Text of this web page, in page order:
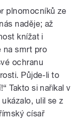
plnomocníků ze
naděje; až
knížat i
na smrt pro
ochranu
Půjde-li to
Takto si naříkal v
ulil se z
císař